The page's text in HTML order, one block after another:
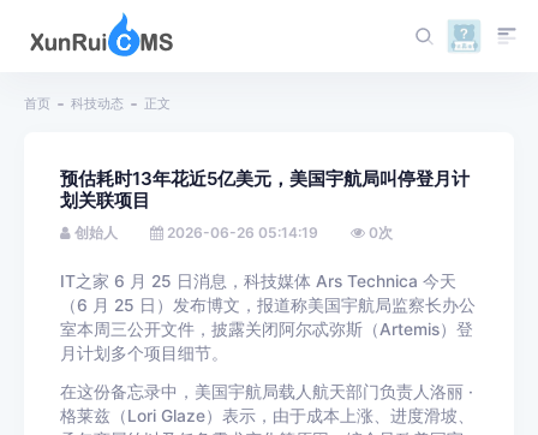
首页 科技动态 正文
预估耗时13年花近5亿美元，美国宇航局叫停登月计
划关联项目
创始人 2026-06-26 05:14:19 0次
IT之家 6 月 25 日消息，科技媒体 Ars Technica 今天
（6 月 25 日）发布博文，报道称美国宇航局监察长办公
室本周三公开文件，披露关闭阿尔忒弥斯（Artemis）登
月计划多个项目细节。
在这份备忘录中，美国宇航局载人航天部门负责人洛丽 ·
格莱兹（Lori Glaze）表示，由于成本上涨、进度滑坡、